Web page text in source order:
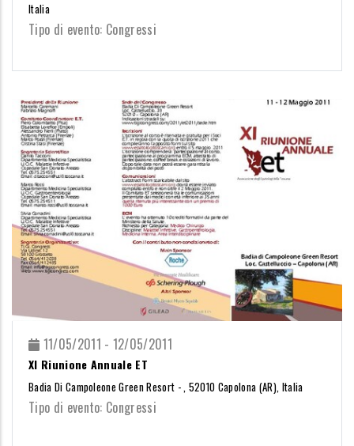
Italia
Tipo di evento: Congressi
11/05/2011 - 12/05/2011
XI Riunione Annuale ET
Badia Di Campoleone Green Resort - , 52010 Capolona (AR), Italia
Tipo di evento: Congressi